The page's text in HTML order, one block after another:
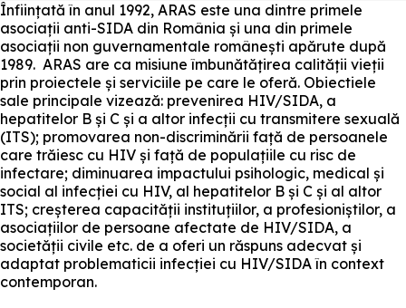
Înființată în anul 1992, ARAS este una dintre primele
asociații anti-SIDA din România și una din primele
asociații non guvernamentale românești apărute după
1989. ARAS are ca misiune îmbunătățirea calității vieții
prin proiectele și serviciile pe care le oferă. Obiectiele
sale principale vizează: prevenirea HIV/SIDA, a
hepatitelor B și C și a altor infecții cu transmitere sexuală
(ITS); promovarea non-discriminării față de persoanele
care trăiesc cu HIV și față de populațiile cu risc de
infectare; diminuarea impactului psihologic, medical și
social al infecției cu HIV, al hepatitelor B și C și al altor
ITS; creșterea capacității instituțiilor, a profesioniștilor, a
asociațiilor de persoane afectate de HIV/SIDA, a
societății civile etc. de a oferi un răspuns adecvat și
adaptat problematicii infecției cu HIV/SIDA în context
contemporan.